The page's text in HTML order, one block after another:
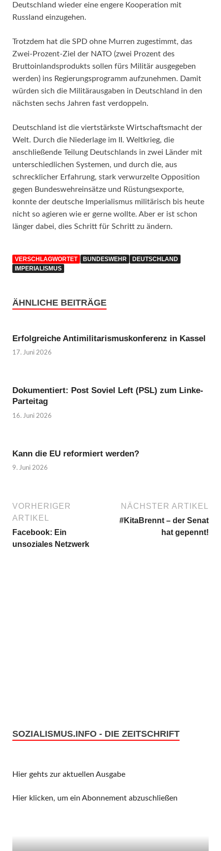
Deutschland wieder eine engere Kooperation mit
Russland einzugehen.
Trotzdem hat die SPD ohne Murren zugestimmt, das
Zwei-Prozent-Ziel der NATO (zwei Prozent des
Bruttoinlandsprodukts sollen fürs Militär ausgegeben
werden) ins Regierungsprogramm aufzunehmen. Damit
würden sich die Militärausgaben in Deutschland in den
nächsten sechs Jahren fast verdoppeln.
Deutschland ist die viertstärkste Wirtschaftsmacht der
Welt. Durch die Niederlage im II. Weltkrieg, die
anschließende Teilung Deutschlands in zwei Länder mit
unterschiedlichen Systemen, und durch die, aus
schrecklicher Erfahrung, stark verwurzelte Opposition
gegen Bundeswehreinsätze und Rüstungsexporte,
konnte der deutsche Imperialismus militärisch bis heute
nicht so agieren wie er gerne wollte. Aber er ist schon
länger dabei, dies Schritt für Schritt zu ändern.
VERSCHLAGWORTET BUNDESWEHR
DEUTSCHLAND
IMPERIALISMUS
ÄHNLICHE BEITRÄGE
Erfolgreiche Antimilitarismuskonferenz in Kassel
17. Juni 2026
Dokumentiert: Post Soviel Left (PSL) zum Linke-
Parteitag
16. Juni 2026
Kann die EU reformiert werden?
9. Juni 2026
VORHERIGER
ARTIKEL
Facebook: Ein
unsoziales Netzwerk
NÄCHSTER ARTIKEL
#KitaBrennt – der Senat
hat gepennt!
SOZIALISMUS.INFO - DIE ZEITSCHRIFT
Hier gehts zur aktuellen Ausgabe
Hier klicken, um ein Abonnement abzuschließen